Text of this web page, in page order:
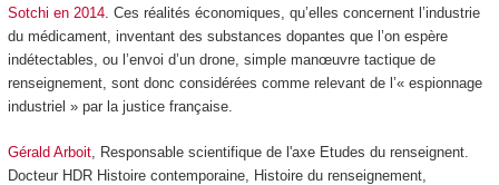
Sotchi en 2014. Ces réalités économiques, qu’elles concernent l’industrie
du médicament, inventant des substances dopantes que l’on espère
indétectables, ou l’envoi d’un drone, simple manœuvre tactique de
renseignement, sont donc considérées comme relevant de l’« espionnage
industriel » par la justice française.
Gérald Arboit, Responsable scientifique de l'axe Etudes du renseignent.
Docteur HDR Histoire contemporaine, Histoire du renseignement,